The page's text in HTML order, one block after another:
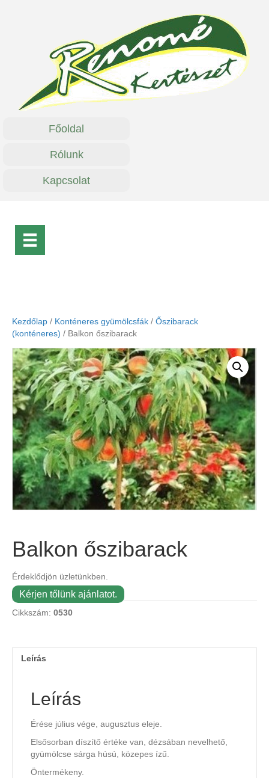
Főoldal
Rólunk
Kapcsolat
Kezdőlap / Konténeres gyümölcsfák / Őszibarack
(konténeres) / Balkon őszibarack
Balkon őszibarack
Érdeklődjön üzletünkben.
Kérjen tőlünk ajánlatot.
Cikkszám: 0530
Leírás
Leírás
Érése július vége, augusztus eleje.
Elsősorban díszítő értéke van, dézsában nevelhető,
gyümölcse sárga húsú, közepes ízű.
Öntermékeny.